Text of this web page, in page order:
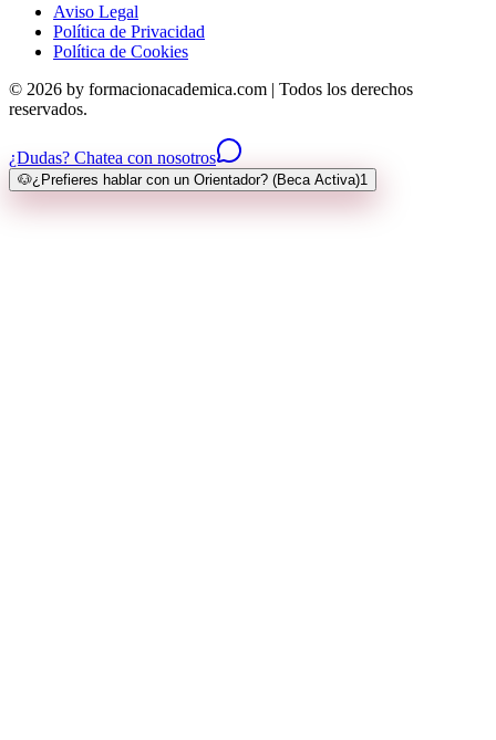
Aviso Legal
Política de Privacidad
Política de Cookies
© 2026 by formacionacademica.com | Todos los derechos
reservados.
¿Dudas? Chatea con nosotros
🐶¿Prefieres hablar con un Orientador? (Beca Activa)1